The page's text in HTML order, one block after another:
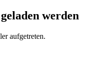
werden
aufgetreten.